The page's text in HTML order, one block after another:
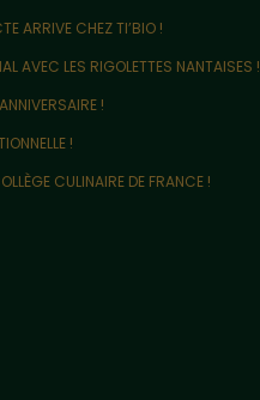
ARRIVE CHEZ TI’BIO !
AVEC LES RIGOLETTES NANTAISES !
!
!
CULINAIRE DE FRANCE !